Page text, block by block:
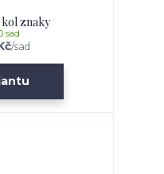
znaky
/sad
sad